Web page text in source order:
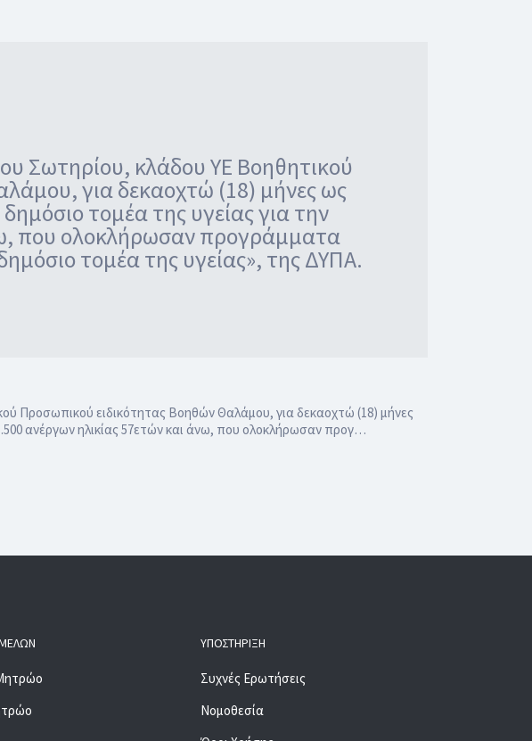
Σωτηρίου, κλάδου ΥΕ Βοηθητικού
για δεκαοχτώ (18) μήνες ως
τομέα της υγείας για την
που ολοκλήρωσαν προγράμματα
τομέα της υγείας», της ΔΥΠΑ.
Προσωπικού ειδικότητας Βοηθών Θαλάμου, για δεκαοχτώ (18) μήνες
ανέργων ηλικίας 57ετών και άνω, που ολοκλήρωσαν προγ…
ΥΠΟΣΤΉΡΙΞΗ
Συχνές Ερωτήσεις
Νομοθεσία